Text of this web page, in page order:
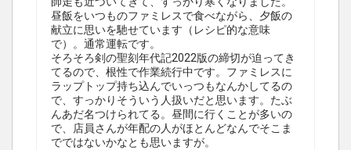
昼飯をいつものファミレスで食べながら、夕飯の
献立に思いを馳せています（レシピ的な意味
で）。通常運転です。
そろそろ剣の聖刻年代記2022版の締切が迫ってき
てるので、根性で作業続行中です。ファミレスに
ラップトップ持ち込んでいっつもなんかしてるの
で、すっかりそういう人扱いだと思います。たぶ
んあだ名つけられてる。昼間に行くことが多いの
で、店員さんが年配の人がほとんどなんでそこま
でではないかなとも思いますが。